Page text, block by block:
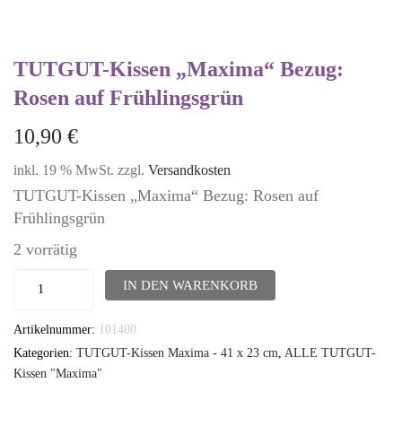
TUTGUT-Kissen „Maxima“ Bezug:
Rosen auf Frühlingsgrün
10,90 €
inkl. 19 % MwSt. zzgl. Versandkosten
TUTGUT-Kissen „Maxima“ Bezug: Rosen auf
Frühlingsgrün
2 vorrätig
TUTGUT-
"Maxima"
Bezug:
IN DEN WARENKORB
Artikelnummer: 101400
Kategorien: TUTGUT-Kissen Maxima - 41 x 23 cm ALLE TUTGUT-
Kissen "Maxima"